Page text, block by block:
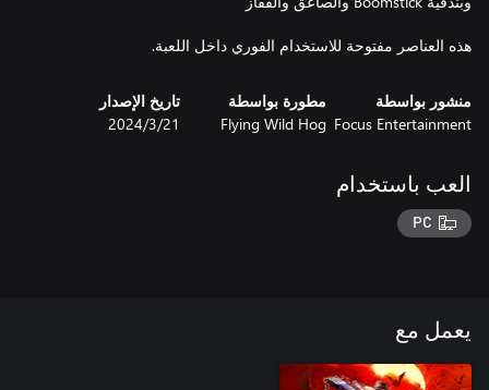
هذه العناصر مفتوحة للاستخدام الفوري داخل اللعبة.
منشور بواسطة
Focus Entertainment
مطورة بواسطة
Flying Wild Hog
تاريخ الإصدار
21‏/3‏/2024
العب باستخدام
PC
يعمل مع